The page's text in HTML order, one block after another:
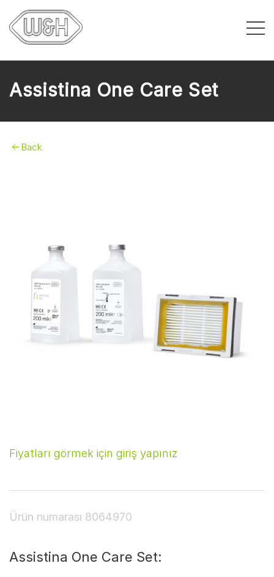
Assistina One Care Set
Back
Fiyatları görmek için giriş yapınız
Ürün numarası 8064970
Assistina One Care Set: